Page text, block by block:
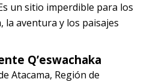
un sitio imperdible para los
aventura y los paisajes
Q’eswachaka
Atacama, Región de